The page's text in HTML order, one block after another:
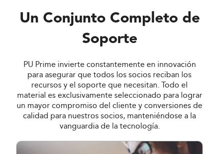
Un Conjunto Completo de
Soporte
PU Prime invierte constantemente en innovación
para asegurar que todos los socios reciban los
recursos y el soporte que necesitan. Todo el
material es exclusivamente seleccionado para lograr
un mayor compromiso del cliente y conversiones de
calidad para nuestros socios, manteniéndose a la
vanguardia de la tecnología.